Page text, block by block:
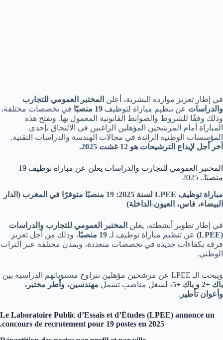
في إطار تعزيز موارده البشرية، أعلن المختبر العمومي للتجارب
والدراسات عن تنظيم مباراة لتوظيف 19 منصبًا
في تخصصات مختلفة،
وذلك وفقًا للشروط والضوابط القانونية المعمول بها. وتفتح هذه
المباراة أمام المرشحين المؤهلين الراغبين في الالتحاق بإحدى
المؤسسات الوطنية الرائدة في مجالات الهندسة والدراسات التقنية.
آخر أجل لإيداع الترشيحات هو 12 غشت 2025.
المختبر العمومي للتجارب والدراسات يعلن عن مباراة توظيف 19
منصبًا.. 2025
مباراة توظيف LPEE لسنة 2025: 19 منصبًا متوفرًا في المغرب (الدار
البيضاء، فاس، العيون-الداخلة)
في إطار تطوير أنشطته، يعلن المختبر العمومي للتجارب والدراسات
(LPEE)
عن تنظيم مباراة توظيف لـ 19 منصبًا
، وذلك من أجل تعزيز
فرقه بكفاءات جديدة في تخصصات متعددة، وبمدن مختلفة عبر التراب
الوطني.
ويبحث الـ LPEE عن مرشحين مؤهلين تتراوح مستوياتهم الدراسية بين
باك +2 و باك +5
، لشغل مناصب تشمل مهندسين، وأطر مختبر،
وأعوان تأطير .
Le Laboratoire Public d’Essais et d’Études (LPEE) annonce un
concours de recrutement pour 19 postes en 2025.